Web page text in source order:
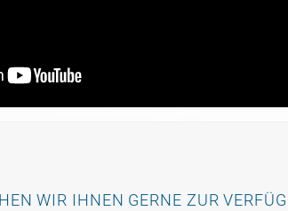
WIR IHNEN GERNE ZUR